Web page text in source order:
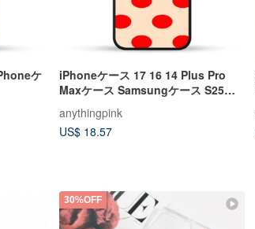
ケ
iPhoneケース 17 16 14 Plus Pro
Maxケース Samsungケース S25
anythingpink
US$ 18.57
30%OFF